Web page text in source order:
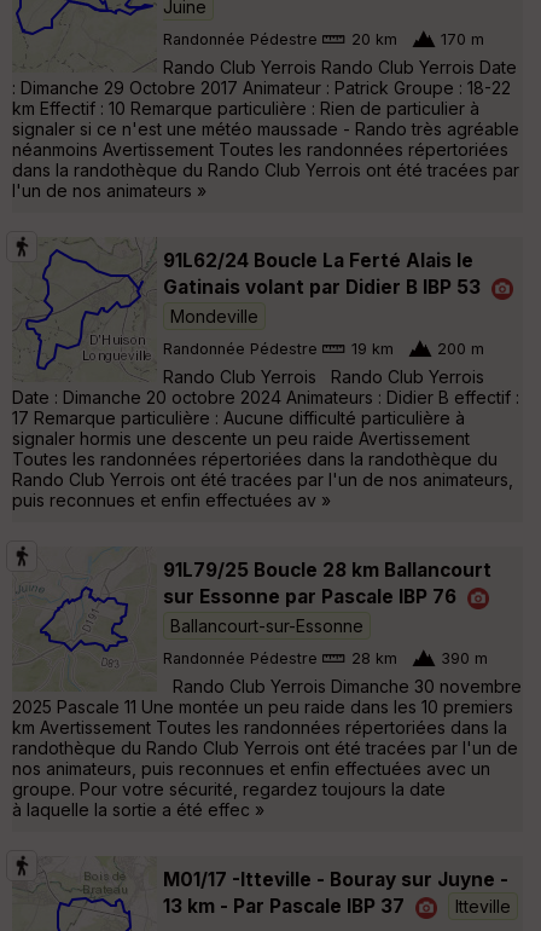
Juine
Randonnée Pédestre 20 km 170 m
Rando Club Yerrois Rando Club Yerrois Date
: Dimanche 29 Octobre 2017 Animateur : Patrick Groupe : 18-22
km Effectif : 10 Remarque particulière : Rien de particulier à
signaler si ce n'est une météo maussade - Rando très agréable
néanmoins Avertissement Toutes les randonnées répertoriées
dans la randothèque du Rando Club Yerrois ont été tracées par
l'un de nos animateurs »
91L62/24 Boucle La Ferté Alais le
Gatinais volant par Didier B IBP 53
Mondeville
Randonnée Pédestre 19 km 200 m
Rando Club Yerrois Rando Club Yerrois
Date : Dimanche 20 octobre 2024 Animateurs : Didier B effectif :
17 Remarque particulière : Aucune difficulté particulière à
signaler hormis une descente un peu raide Avertissement
Toutes les randonnées répertoriées dans la randothèque du
Rando Club Yerrois ont été tracées par l'un de nos animateurs,
puis reconnues et enfin effectuées av »
91L79/25 Boucle 28 km Ballancourt
sur Essonne par Pascale IBP 76
Ballancourt-sur-Essonne
Randonnée Pédestre 28 km 390 m
Rando Club Yerrois Dimanche 30 novembre
2025 Pascale 11 Une montée un peu raide dans les 10 premiers
km Avertissement Toutes les randonnées répertoriées dans la
randothèque du Rando Club Yerrois ont été tracées par l'un de
nos animateurs, puis reconnues et enfin effectuées avec un
groupe. Pour votre sécurité, regardez toujours la date
à laquelle la sortie a été effec »
M01/17 -Itteville - Bouray sur Juyne -
13 km - Par Pascale IBP 37
Itteville